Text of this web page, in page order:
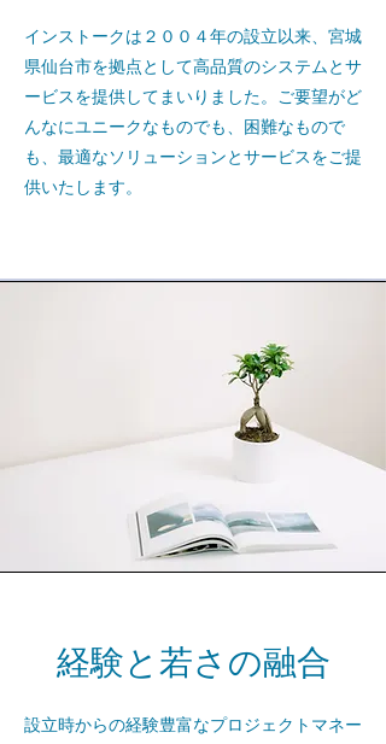
インストークは２００４年の設立以来、宮城
県仙台市を拠点として高品質のシステムとサ
ービスを提供してまいりました。ご要望がど
んなにユニークなものでも、困難なもので
も、最適なソリューションとサービスをご提
供いたします。
​経験と若さの融合
設立時からの経験豊富なプロジェクトマネー